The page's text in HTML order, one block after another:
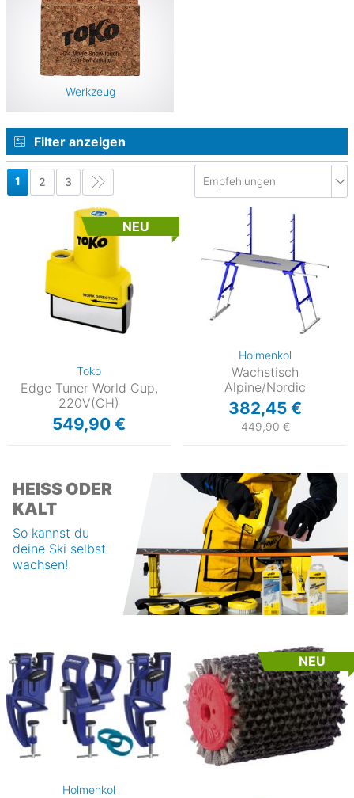
Werkzeug
Filter anzeigen
1 2 3
NEU
Toko
Edge Tuner World Cup,
220V(CH)
549,90 €
Holmenkol
Wachstisch
Alpine/Nordic
382,45 €
449,90 €
HEISS ODER K
ALT
So kannst du
deine Ski selbst
wachsen!
Holmenkol
NEU